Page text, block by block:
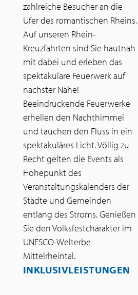
zahlreiche Besucher an die
Ufer des romantischen Rheins.
Auf unseren Rhein-
Kreuzfahrten sind Sie hautnah
mit dabei und erleben das
spektakuläre Feuerwerk auf
nächster Nähe!
Beeindruckende Feuerwerke
erhellen den Nachthimmel
und tauchen den Fluss in ein
spektakuläres Licht. Völlig zu
Recht gelten die Events als
Höhepunkt des
Veranstaltungskalenders der
Städte und Gemeinden
entlang des Stroms. Genießen
Sie den Volksfestcharakter im
UNESCO-Welterbe
Mittelrheintal.
INKLUSIVLEISTUNGEN